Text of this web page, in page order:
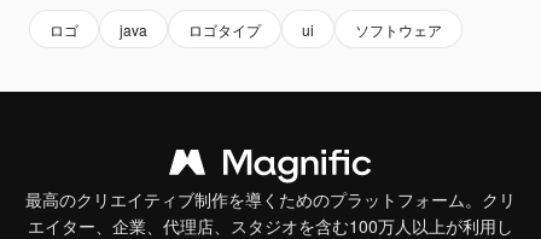
ロゴ java ロゴタイプ ui ソフトウェア
最高のクリエイティブ制作を導くためのプラットフォーム。クリ
エイター、企業、代理店、スタジオを含む100万人以上が利用し